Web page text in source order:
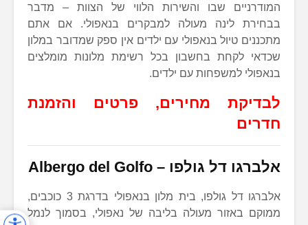
המודרניים שבו והשירות הלווי של הצוות – מדבר
בבחירת לינה מעולה למבקרים בנאפולי. אם אתם
מתכננים טיול בנאפולי עם ילדים אין ספק שמדובר במלון
שכדאי לקחת בחשבון בכל רשימת מלונות מומלצים
בנאפולי למשפחות עם ילדים.
לבדיקת מחירים, פרטים והזמנת
חדרים
אלברגו דל גולפו – Albergo del Golfo
אלברגו דל גולפו, בית מלון בנאפולי בדרגת 3 כוכבים,
ממוקם באזור מעולה בליבה של נאפולי, בסמוך לנמל